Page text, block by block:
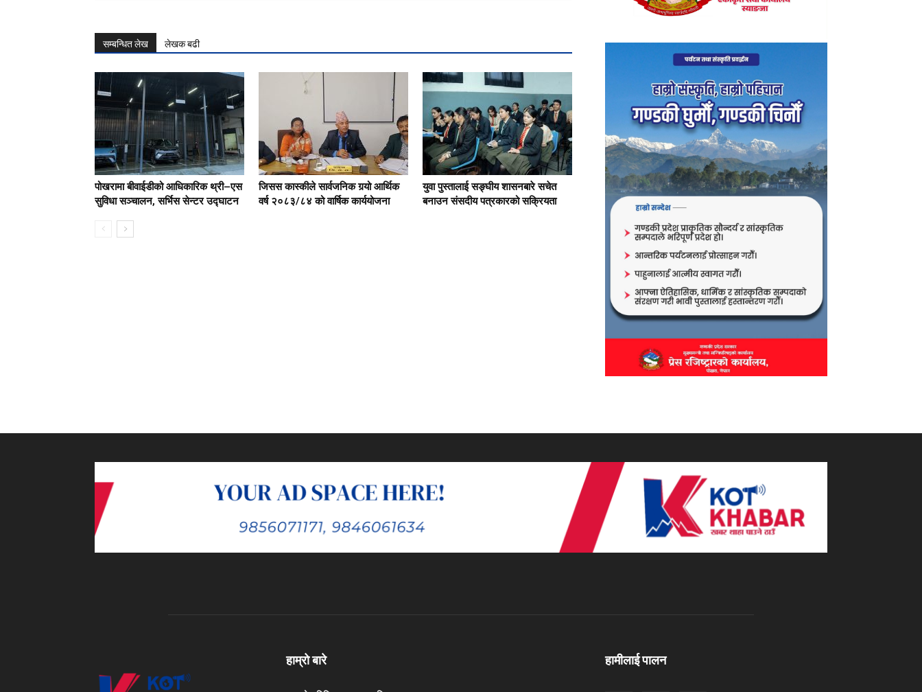
सम्बन्धित लेख लेखक बढी
पोखरामा बीवाईडीको आधिकारिक थ्री–एस
सुविधा सञ्चालन, सर्भिस सेन्टर उद्घाटन
जिसस कास्कीले सार्वजनिक गर्‍यो आर्थिक
वर्ष २०८३/८४ को वार्षिक कार्ययोजना
युवा पुस्तालाई सङ्घीय शासनबारे सचेत
बनाउन संसदीय पत्रकारको सक्रियता
हाम्रो बारे हामीलाई पालन